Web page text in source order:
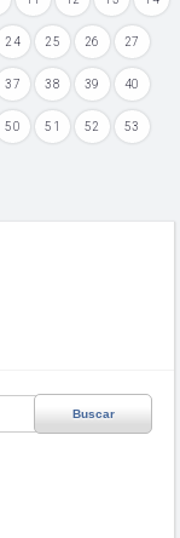
24 25 26 27
37 38 39 40
50 51 52 53
Buscar